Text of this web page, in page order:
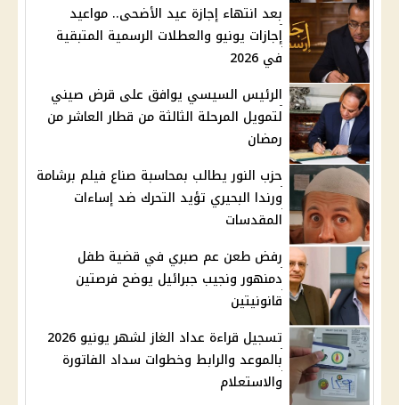
بعد انتهاء إجازة عيد الأضحى.. مواعيد
إجازات يونيو والعطلات الرسمية المتبقية
في 2026
الرئيس السيسي يوافق على قرض صيني
لتمويل المرحلة الثالثة من قطار العاشر من
رمضان
حزب النور يطالب بمحاسبة صناع فيلم برشامة
ورندا البحيري تؤيد التحرك ضد إساءات
المقدسات
رفض طعن عم صبري في قضية طفل
دمنهور ونجيب جبرائيل يوضح فرصتين
قانونيتين
تسجيل قراءة عداد الغاز لشهر يونيو 2026
بالموعد والرابط وخطوات سداد الفاتورة
والاستعلام